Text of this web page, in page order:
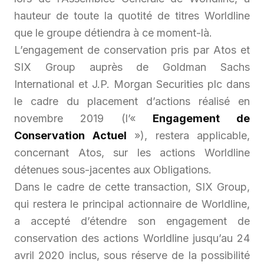
hauteur de toute la quotité de titres Worldline
que le groupe détiendra à ce moment-là.
L’engagement de conservation pris par Atos et
SIX Group auprès de Goldman Sachs
International et J.P. Morgan Securities plc dans
le cadre du placement d’actions réalisé en
novembre 2019 (l’« Engagement de
Conservation Actuel »), restera applicable,
concernant Atos, sur les actions Worldline
détenues sous-jacentes aux Obligations.
Dans le cadre de cette transaction, SIX Group,
qui restera le principal actionnaire de Worldline,
a accepté d’étendre son engagement de
conservation des actions Worldline jusqu’au 24
avril 2020 inclus, sous réserve de la possibilité